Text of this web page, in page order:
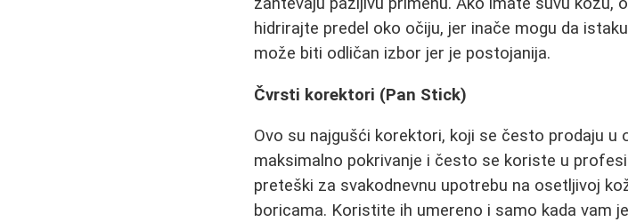
hidrirajte predel oko očiju, jer inače mogu da
može biti odličan izbor jer je postojanija.
Čvrsti korektori (Pan Stick)
Ovo su najgušći korektori, koji se često prodaju u
maksimalno pokrivanje i često se koriste u
preteški za svakodnevnu upotrebu na osetljivoj
boricama. Koristite ih umereno i samo kada vam